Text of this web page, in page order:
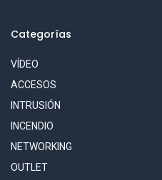
Categorías
VÍDEO
ACCESOS
INTRUSIÓN
INCENDIO
NETWORKING
OUTLET